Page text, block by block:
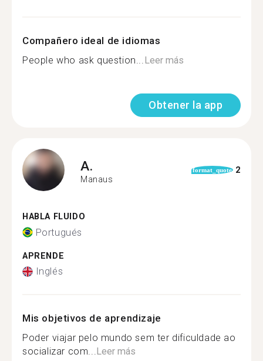
Compañero ideal de idiomas
People who ask question...Leer más
Obtener la app
A.
Manaus
format_quote 2
HABLA FLUIDO
Portugués
APRENDE
Inglés
Mis objetivos de aprendizaje
Poder viajar pelo mundo sem ter dificuldade ao
socializar com...Leer más